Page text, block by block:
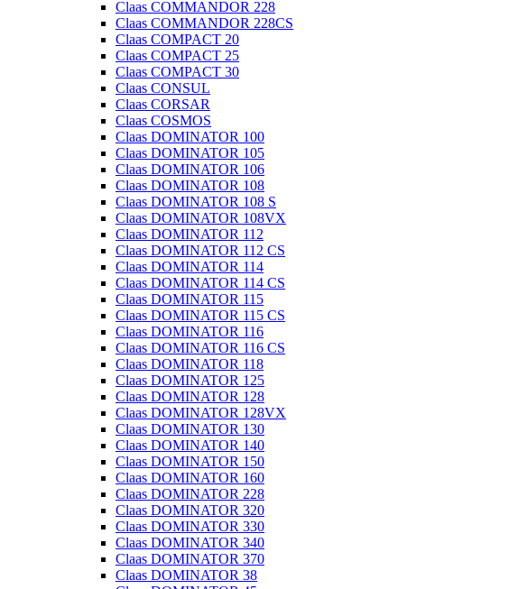
Claas COMMANDOR 228
Claas COMMANDOR 228CS
Claas COMPACT 20
Claas COMPACT 25
Claas COMPACT 30
Claas CONSUL
Claas CORSAR
Claas COSMOS
Claas DOMINATOR 100
Claas DOMINATOR 105
Claas DOMINATOR 106
Claas DOMINATOR 108
Claas DOMINATOR 108 S
Claas DOMINATOR 108VX
Claas DOMINATOR 112
Claas DOMINATOR 112 CS
Claas DOMINATOR 114
Claas DOMINATOR 114 CS
Claas DOMINATOR 115
Claas DOMINATOR 115 CS
Claas DOMINATOR 116
Claas DOMINATOR 116 CS
Claas DOMINATOR 118
Claas DOMINATOR 125
Claas DOMINATOR 128
Claas DOMINATOR 128VX
Claas DOMINATOR 130
Claas DOMINATOR 140
Claas DOMINATOR 150
Claas DOMINATOR 160
Claas DOMINATOR 228
Claas DOMINATOR 320
Claas DOMINATOR 330
Claas DOMINATOR 340
Claas DOMINATOR 370
Claas DOMINATOR 38